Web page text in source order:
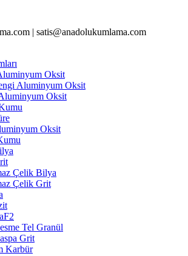
| satis@anadolukumlama.com
Oksit
Aluminyum Oksit
Oksit
Oksit
Çelik Bilya
Çelik Grit
Tel Granül
Grit
Karbür